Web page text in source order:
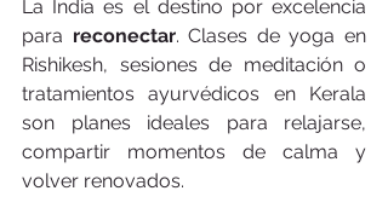
La India es el destino por excelencia
para reconectar. Clases de yoga en
Rishikesh, sesiones de meditación o
tratamientos ayurvédicos en Kerala
son planes ideales para relajarse,
compartir momentos de calma y
volver renovados.